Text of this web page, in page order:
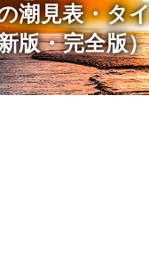
潮見表・タ
版・完全版）